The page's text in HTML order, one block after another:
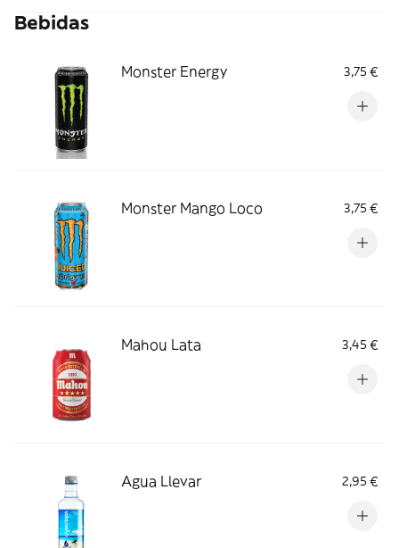
Bebidas
Monster Energy 3,75 €
Monster Mango Loco 3,75 €
Mahou Lata 3,45 €
Agua Llevar 2,95 €